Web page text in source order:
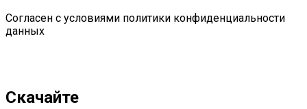
Cогласен с условиями политики конфиденциальности
данных
Скачайте